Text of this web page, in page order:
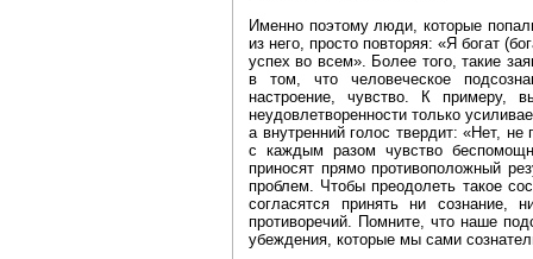
Именно поэтому люди, которые
из него, просто повторяя: «Я богат
успех во всем». Более того, такие
в том, что человеческое
настроение, чувство. К примеру,
неудовлетворенности только
а внутренний голос твердит: «Нет, не
с каждым разом чувство
приносят прямо противоположный
проблем. Чтобы преодолеть такое
согласятся принять ни сознание,
противоречий. Помните, что наше
убеждения, которые мы сами